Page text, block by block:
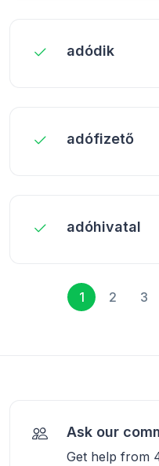
adódik
adófizető
adóhivatal
1 2 3
Ask our
Get help from